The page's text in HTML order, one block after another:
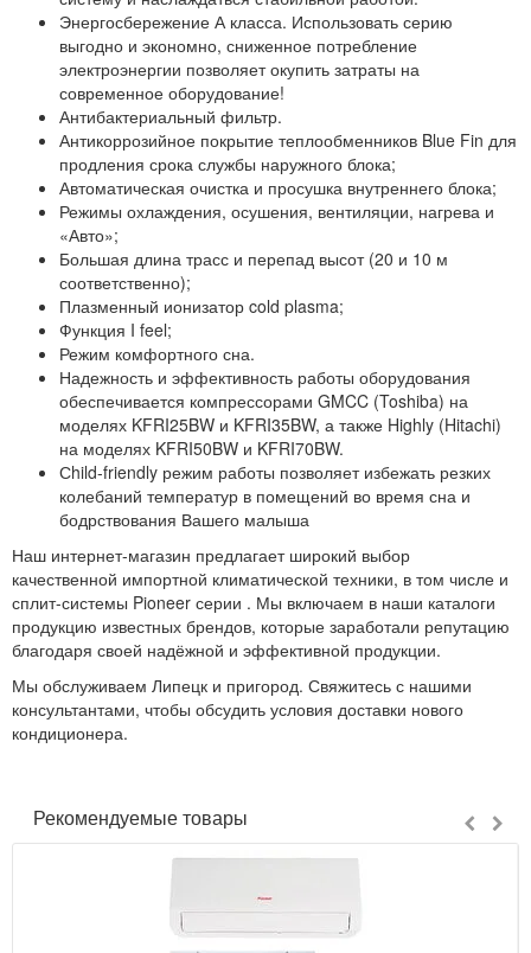
Энергосбережение А класса. Использовать серию
выгодно и экономно, сниженное потребление
электроэнергии позволяет окупить затраты на
современное оборудование!
Антибактериальный фильтр.
Антикоррозийное покрытие теплообменников Blue Fin для
продления срока службы наружного блока;
Автоматическая очистка и просушка внутреннего блока;
Режимы охлаждения, осушения, вентиляции, нагрева и
«Авто»;
Большая длина трасс и перепад высот (20 и 10 м
соответственно);
Плазменный ионизатор cold plasma;
Функция I feel;
Режим комфортного сна.
Надежность и эффективность работы оборудования
обеспечивается компрессорами GMCC (Toshiba) на
моделях KFRI25BW и KFRI35BW, а также Highly (Hitachi)
на моделях KFRI50BW и KFRI70BW.
Сhild-friendly режим работы позволяет избежать резких
колебаний температур в помещений во время сна и
бодрствования Вашего малыша
Наш интернет-магазин предлагает широкий выбор
качественной импортной климатической техники, в том числе и
сплит-системы Pioneer серии . Мы включаем в наши каталоги
продукцию известных брендов, которые заработали репутацию
благодаря своей надёжной и эффективной продукции.
Мы обслуживаем Липецк и пригород. Свяжитесь с нашими
консультантами, чтобы обсудить условия доставки нового
кондиционера.
Рекомендуемые товары